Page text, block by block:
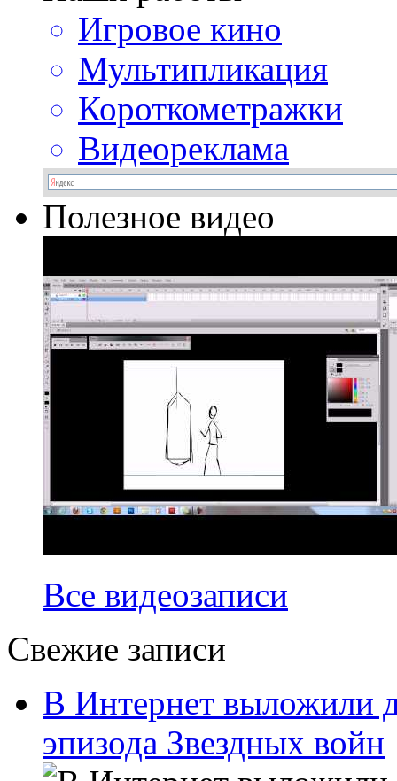
Игровое кино
Мультипликация
Короткометражки
Видеореклама
Полезное видео
Все видеозаписи
Свежие записи
В Интернет выложили
эпизода Звездных войн